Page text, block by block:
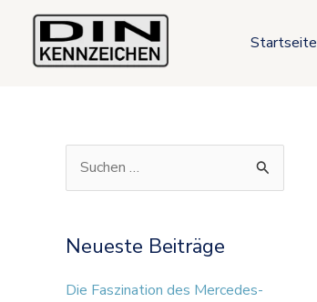
springen
Startseite
h
e
Neueste Beiträge
Die Faszination des Mercedes-